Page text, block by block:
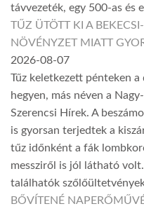
távvezeték, egy 500-as és
TŰZ ÜTÖTT KI A
NÖVÉNYZET MIATT
2026-08-07
Tűz keletkezett pénteken
hegyen, más néven a
Szerencsi Hírek. A
is gyorsan terjedtek a
tűz időnként a fák
messziről is jól látható
találhatók
BŐVÍTENÉ